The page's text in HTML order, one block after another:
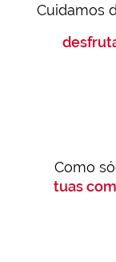
Cuidamos
Como
tuas